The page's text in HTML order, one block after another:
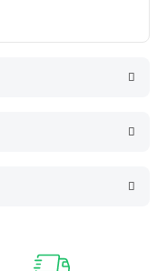
öneri formunu